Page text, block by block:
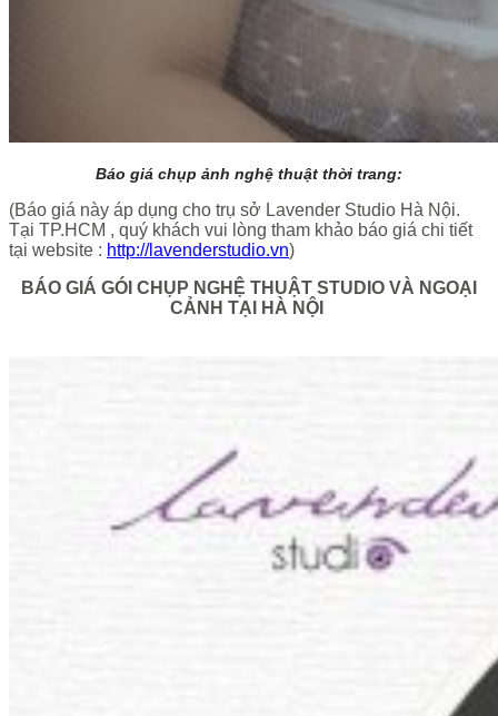
Báo giá chụp ảnh nghệ thuật thời trang:
(Báo giá này áp dụng cho trụ sở Lavender Studio Hà Nội.
Tại TP.HCM , quý khách vui lòng tham khảo báo giá chi tiết
tại website : http://lavenderstudio.vn)
BÁO GIÁ GÓI CHỤP NGHỆ THUẬT STUDIO VÀ NGOẠI
CẢNH TẠI HÀ NỘI